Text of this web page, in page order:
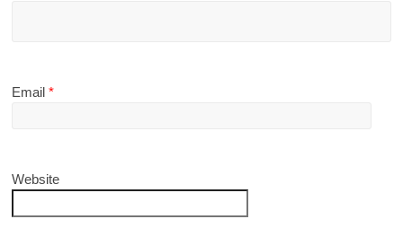
Email*
Website